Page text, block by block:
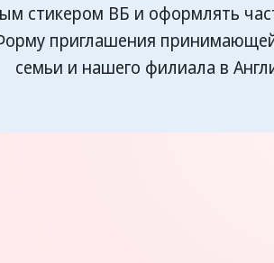
стикером ВБ и оформлять
приглашения
семьи и нашего филиала в